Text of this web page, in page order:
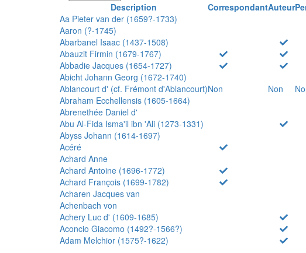
Description
CorrespondantAuteur
Aa Pieter van der (1659?-1733)
Aaron (?-1745)
Abarbanel Isaac (1437-1508)
Abauzit Firmin (1679-1767)
Abbadie Jacques (1654-1727)
Abicht Johann Georg (1672-1740)
Ablancourt d' (cf. Frémont d'Ablancourt)Non Non
Abraham Ecchellensis (1605-1664)
Abrenethée Daniel d'
Abu Al-Fida Isma'il ibn 'Ali (1273-1331)
Abyss Johann (1614-1697)
Acéré
Achard Anne
Achard Antoine (1696-1772)
Achard François (1699-1782)
Acharen Jacques van
Achenbach von
Achery Luc d' (1609-1685)
Aconcio Giacomo (1492?-1566?)
Adam Melchior (1575?-1622)